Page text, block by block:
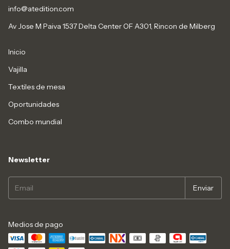
info@atedition.com
Av Jose M Paiva 1537 Delta Center OF A301, Rincon de Milberg
Inicio
Vajilla
Textiles de mesa
Oportunidades
Combo mundial
Newsletter
Medios de pago